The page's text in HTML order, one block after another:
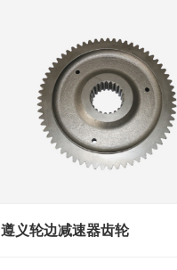
遵义轮边减速器齿轮